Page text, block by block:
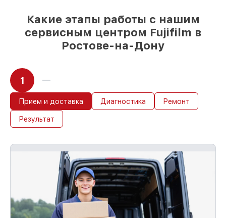
работ за 1–2 часа, если мастер
приступает к работе сразу
Какие этапы работы с нашим
сервисным центром Fujifilm в
Ростове-на-Дону
1
Прием и доставка Диагностика Ремонт
Результат